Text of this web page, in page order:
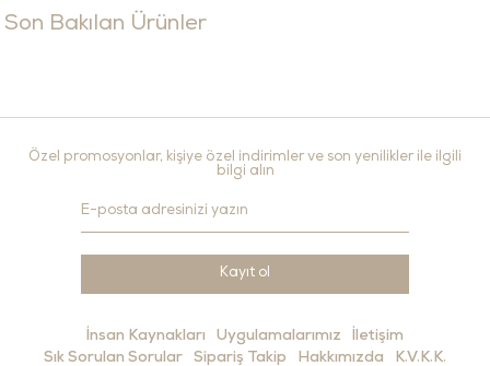
Son Bakılan Ürünler
Özel promosyonlar, kişiye özel indirimler ve son yenilikler ile ilgili
bilgi alın
Kayıt ol
İnsan Kaynakları Uygulamalarımız
İletişim
Sık Sorulan Sorular
Sipariş Takip Hakkımızda K.V.K.K.